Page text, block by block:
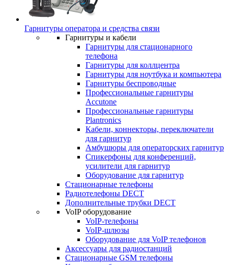
Гарнитуры оператора и средства связи
Гарнитуры и кабели
Гарнитуры для стационарного
телефона
Гарнитуры для коллцентра
Гарнитуры для ноутбука и компьютера
Гарнитуры беспроводные
Профессиональные гарнитуры
Accutone
Профессиональные гарнитуры
Plantronics
Кабели, коннекторы, переключатели
для гарнитур
Амбушюры для операторских гарнитур
Cпикерфоны для конференций,
усилители для гарнитур
Оборудование для гарнитур
Стационарные телефоны
Радиотелефоны DECT
Дополнительные трубки DECT
VoIP оборудование
VoIP-телефоны
VoIP-шлюзы
Оборудование для VoIP телефонов
Аксессуары для радиостанций
Стационарные GSM телефоны